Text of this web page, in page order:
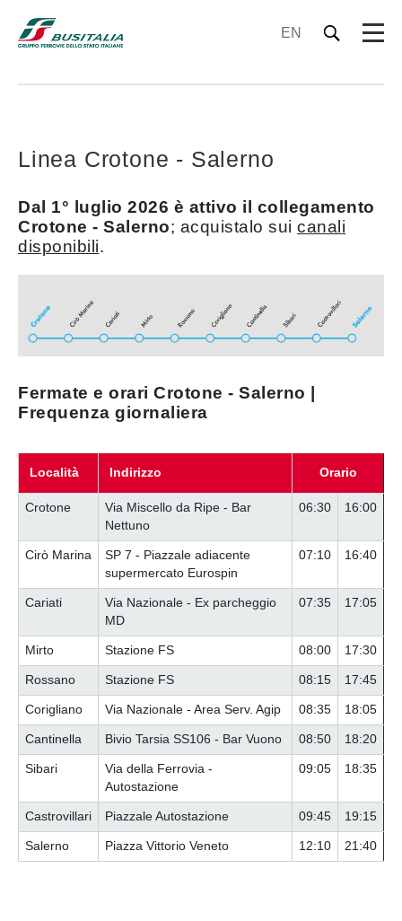
EN
Linea Crotone - Salerno
Dal 1° luglio 2026 è attivo il collegamento
Crotone - Salerno; acquistalo sui canali
disponibili.
Fermate e orari Crotone - Salerno |
Frequenza giornaliera
Località Indirizzo Orario
Crotone
Via Miscello da Ripe - Bar
Nettuno
06:30 16:00
Cirò Marina
SP 7 - Piazzale adiacente
supermercato Eurospin
07:10 16:40
Cariati
Via Nazionale - Ex parcheggio
MD
07:35 17:05
Mirto Stazione FS 08:00 17:30
Rossano Stazione FS 08:15 17:45
Corigliano Via Nazionale - Area Serv. Agip 08:35 18:05
Cantinella Bivio Tarsia SS106 - Bar Vuono 08:50 18:20
Sibari
Via della Ferrovia -
Autostazione
09:05 18:35
Castrovillari Piazzale Autostazione 09:45 19:15
Salerno Piazza Vittorio Veneto 12:10 21:40